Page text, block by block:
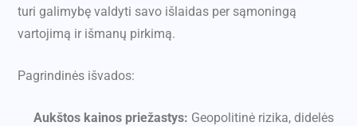
turi galimybę valdyti savo išlaidas per sąmoningą
vartojimą ir išmanų pirkimą.
Pagrindinės išvados:
Aukštos kainos priežastys: Geopolitinė rizika, didelės